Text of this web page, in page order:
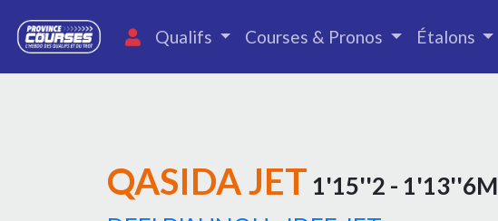
Qualifs Courses & Pronos Étalons
QASIDA JET 1'15''2 - 1'13''6M